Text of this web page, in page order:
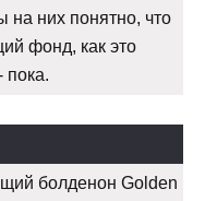
на них понятно, что
фонд, как это
пока.
болденон Golden